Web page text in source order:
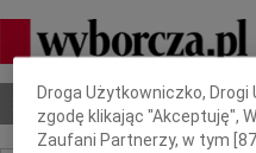
Nekrologi Odeszli
Dbamy o Twoją prywatność
Droga Użytkowniczko,
zgodę klikając "Akceptuję",
Zaufani Partnerzy, w tym [